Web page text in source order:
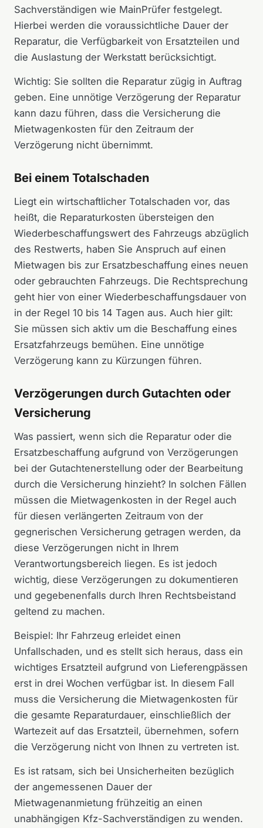
Sachverständigen wie MainPrüfer festgelegt.
Hierbei werden die voraussichtliche Dauer der
Reparatur, die Verfügbarkeit von Ersatzteilen und
die Auslastung der Werkstatt berücksichtigt.
Wichtig: Sie sollten die Reparatur zügig in Auftrag
geben. Eine unnötige Verzögerung der Reparatur
kann dazu führen, dass die Versicherung die
Mietwagenkosten für den Zeitraum der
Verzögerung nicht übernimmt.
Bei einem Totalschaden
Liegt ein wirtschaftlicher Totalschaden vor, das
heißt, die Reparaturkosten übersteigen den
Wiederbeschaffungswert des Fahrzeugs abzüglich
des Restwerts, haben Sie Anspruch auf einen
Mietwagen bis zur Ersatzbeschaffung eines neuen
oder gebrauchten Fahrzeugs. Die Rechtsprechung
geht hier von einer Wiederbeschaffungsdauer von
in der Regel 10 bis 14 Tagen aus. Auch hier gilt:
Sie müssen sich aktiv um die Beschaffung eines
Ersatzfahrzeugs bemühen. Eine unnötige
Verzögerung kann zu Kürzungen führen.
Verzögerungen durch Gutachten oder
Versicherung
Was passiert, wenn sich die Reparatur oder die
Ersatzbeschaffung aufgrund von Verzögerungen
bei der Gutachtenerstellung oder der Bearbeitung
durch die Versicherung hinzieht? In solchen Fällen
müssen die Mietwagenkosten in der Regel auch
für diesen verlängerten Zeitraum von der
gegnerischen Versicherung getragen werden, da
diese Verzögerungen nicht in Ihrem
Verantwortungsbereich liegen. Es ist jedoch
wichtig, diese Verzögerungen zu dokumentieren
und gegebenenfalls durch Ihren Rechtsbeistand
geltend zu machen.
Beispiel: Ihr Fahrzeug erleidet einen
Unfallschaden, und es stellt sich heraus, dass ein
wichtiges Ersatzteil aufgrund von Lieferengpässen
erst in drei Wochen verfügbar ist. In diesem Fall
muss die Versicherung die Mietwagenkosten für
die gesamte Reparaturdauer, einschließlich der
Wartezeit auf das Ersatzteil, übernehmen, sofern
die Verzögerung nicht von Ihnen zu vertreten ist.
Es ist ratsam, sich bei Unsicherheiten bezüglich
der angemessenen Dauer der
Mietwagenanmietung frühzeitig an einen
unabhängigen Kfz-Sachverständigen zu wenden.